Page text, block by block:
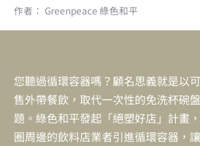
作者： Greenpeace 綠色和平
您聽過循環容器嗎？顧名思義就是以
售外帶餐飲，取代一次性的免洗杯碗
題。綠色和平發起「絕塑好店」計畫
圈周邊的飲料店業者引進循環容器，